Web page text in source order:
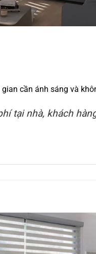
cần ánh sáng và
tại nhà, khách